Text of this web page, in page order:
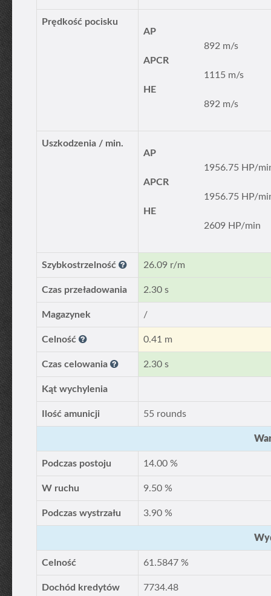
Prędkość pocisku
AP
892 m/s
APCR
1115 m/s
HE
892 m/s
Uszkodzenia / min.
AP
1956.75 HP/
APCR
1956.75 HP/
HE
2609 HP/min
Szybkostrzelność 26.09 r/m
Czas przeładowania 2.30 s
Magazynek /
Celność 0.41 m
Czas celowania 2.30 s
Kąt wychylenia
Ilość amunicji 55 rounds
Podczas postoju 14.00 %
W ruchu 9.50 %
Podczas wystrzału 3.90 %
Celność 61.5847 %
Dochód kredytów
7734.48